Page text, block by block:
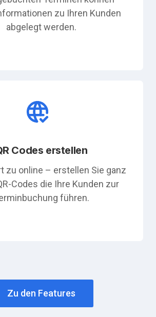
zu Ihren Kunden
abgelegt werden.
Codes erstellen
zu online – erstellen Sie ganz
Codes die Ihre Kunden zur
führen.
Zu den Features